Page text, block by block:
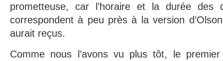
prometteuse, car l’horaire et la durée des
correspondent à peu près à la version
aurait reçus.
Comme nous l’avons vu plus tôt, le